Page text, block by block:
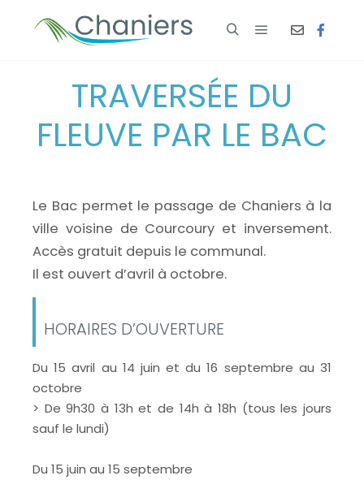
TRAVERSÉE DU
FLEUVE PAR LE BAC
Le Bac permet le passage de Chaniers à la
ville voisine de Courcoury et inversement.
Accès gratuit depuis le communal.
Il est ouvert d’avril à octobre.
HORAIRES D’OUVERTURE
Du 15 avril au 14 juin et du 16 septembre au 31
octobre
> De 9h30 à 13h et de 14h à 18h (tous les jours
sauf le lundi)
Du 15 juin au 15 septembre